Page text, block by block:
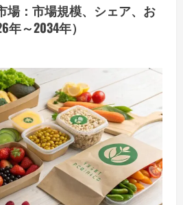
場：市場規模、シェア、お
～2034年）